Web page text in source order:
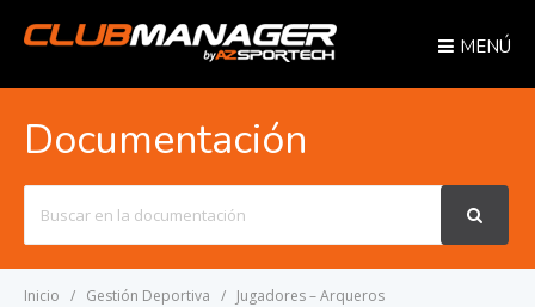
MENÚ
Documentación
Inicio Gestión Deportiva Jugadores – Arqueros